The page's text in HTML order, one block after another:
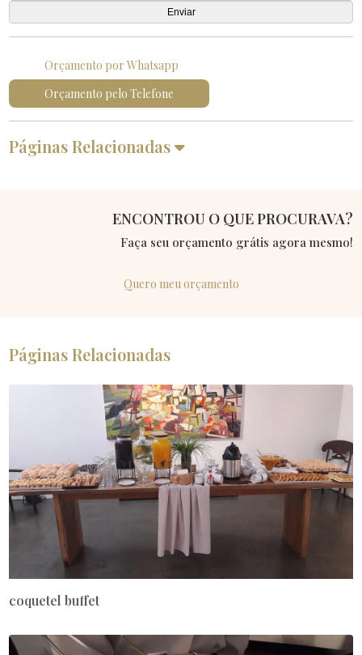
Orçamento por Whatsapp
Orçamento pelo Telefone
Páginas Relacionadas
ENCONTROU O QUE PROCURAVA?
Faça seu orçamento grátis agora mesmo!
Quero meu orçamento
Páginas Relacionadas
coquetel buffet